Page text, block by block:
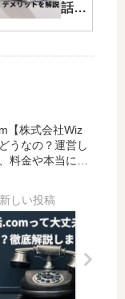
年12
月31
でに
今後
はど
うす
のか
を解
説し
ま
す。
話ド
【ベ
式会
社】
って
評判
はど
うな
の？
取扱
【株式会社Wiz
うなの？運営し
料金や本当にお